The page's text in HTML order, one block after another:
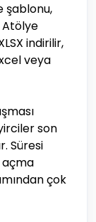
şablonu,
Atölye
indirilir,
veya
son
Süresi
çok